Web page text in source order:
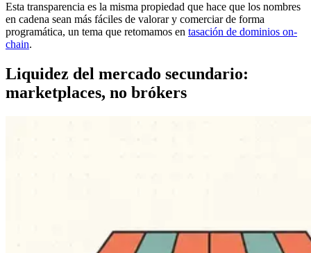
Esta transparencia es la misma propiedad que hace que los nombres
en cadena sean más fáciles de valorar y comerciar de forma
programática, un tema que retomamos en tasación de dominios on-
chain.
Liquidez del mercado secundario:
marketplaces, no brókers